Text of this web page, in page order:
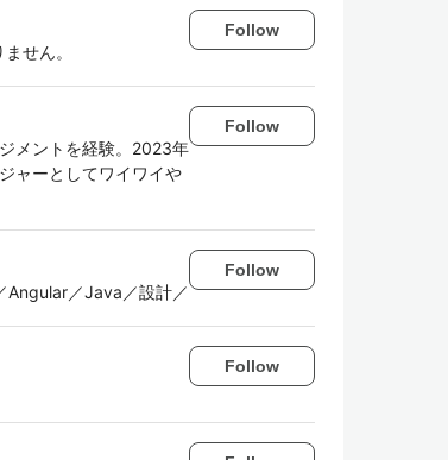
せん。
Follow
メントを経験。2023年
ャーとしてワイワイや
Follow
Angular／Java／設計／
Follow
Follow